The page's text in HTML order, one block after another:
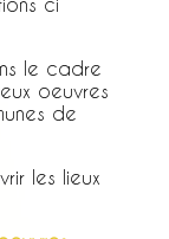
le cadre
oeuvres
de
les lieux